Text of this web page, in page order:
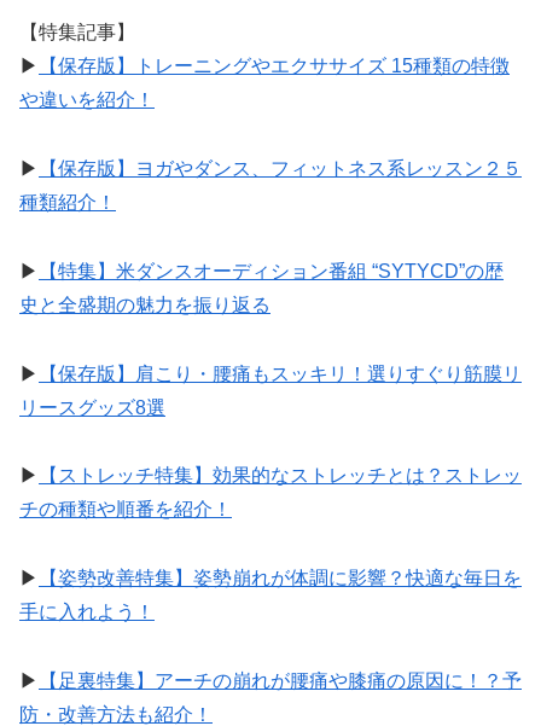
【特集記事】
▶︎
【保存版】トレーニングやエクササイズ 15種類の特徴
や違いを紹介！
▶︎
【保存版】ヨガやダンス、フィットネス系レッスン２５
種類紹介！
▶︎
【特集】米ダンスオーディション番組 “SYTYCD”の歴
史と全盛期の魅力を振り返る
▶︎
【保存版】肩こり・腰痛もスッキリ！選りすぐり筋膜リ
リースグッズ8選
▶︎
【ストレッチ特集】効果的なストレッチとは？ストレッ
チの種類や順番を紹介！
▶︎
【姿勢改善特集】姿勢崩れが体調に影響？快適な毎日を
手に入れよう！
▶︎
【足裏特集】アーチの崩れが腰痛や膝痛の原因に！？予
防・改善方法も紹介！